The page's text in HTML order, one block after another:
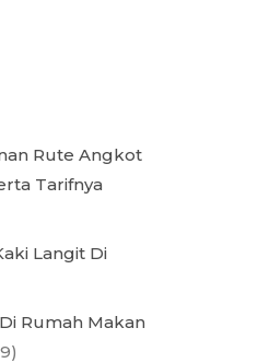
Rute Angkot
Tarifnya
Langit Di
Rumah Makan